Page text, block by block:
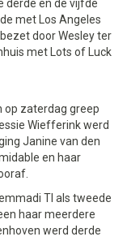
derde en de vijfde
met Los Angeles
door Wesley ter
met Lots of Luck
op zaterdag greep
Wiefferink werd
Janine van den
en haar
TI als tweede
haar meerdere
werd derde